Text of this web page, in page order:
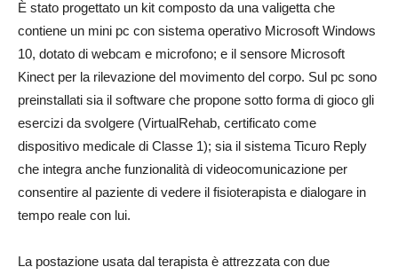
È stato progettato un kit composto da una valigetta che
contiene un mini pc con sistema operativo Microsoft Windows
10, dotato di webcam e microfono; e il sensore Microsoft
Kinect per la rilevazione del movimento del corpo. Sul pc sono
preinstallati sia il software che propone sotto forma di gioco gli
esercizi da svolgere (VirtualRehab, certificato come
dispositivo medicale di Classe 1); sia il sistema Ticuro Reply
che integra anche funzionalità di videocomunicazione per
consentire al paziente di vedere il fisioterapista e dialogare in
tempo reale con lui.
La postazione usata dal terapista è attrezzata con due